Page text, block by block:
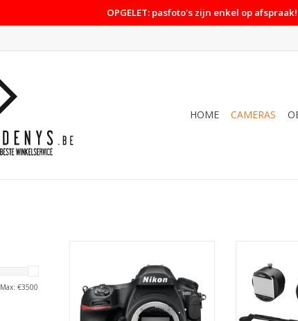
OPGELET: pasfoto's zijn enkel op
HOME CAMERAS
Max: €3500
TOEVOEGEN AAN WINKELWAGEN
TOEVOEGEN